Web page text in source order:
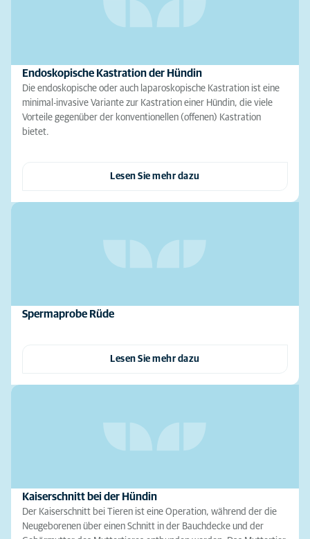
Endoskopische Kastration der Hündin
Die endoskopische oder auch laparoskopische Kastration ist eine
minimal-invasive Variante zur Kastration einer Hündin, die viele
Vorteile gegenüber der konventionellen (offenen) Kastration
bietet.
Lesen Sie mehr dazu
Spermaprobe Rüde
Lesen Sie mehr dazu
Kaiserschnitt bei der Hündin
Der Kaiserschnitt bei Tieren ist eine Operation, während der die
Neugeborenen über einen Schnitt in der Bauchdecke und der